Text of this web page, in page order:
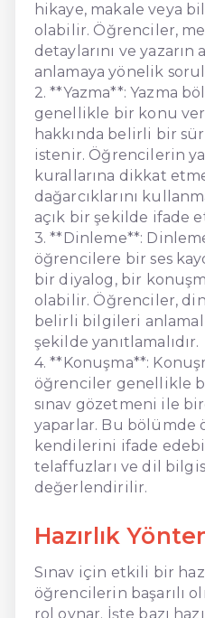
hikaye, makale veya
olabilir. Öğrenciler,
detaylarını ve yazarın
anlamaya yönelik
2. **Yazma**: Yazma
genellikle bir konu
hakkında belirli bir
istenir. Öğrencilerin
kurallarına dikkat
dağarcıklarını
açık bir şekilde ifade
3. **Dinleme**:
öğrencilere bir ses
bir diyalog, bir
olabilir. Öğrenciler,
belirli bilgileri
şekilde yanıtlamalıdır.
4. **Konuşma**:
öğrenciler genellikle
sınav gözetmeni ile
yaparlar. Bu bölümde
kendilerini ifade
telaffuzları ve dil
değerlendirilir.
Hazırlık
Sınav için etkili bir
öğrencilerin başarılı
rol oynar. İşte bazı